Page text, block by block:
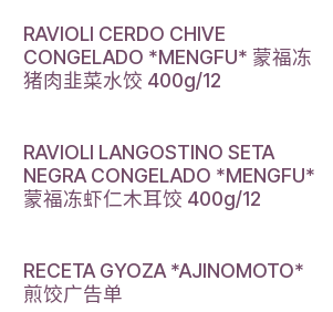
RAVIOLI CERDO CHIVE
CONGELADO *MENGFU* 蒙福冻
猪肉韭菜水饺 400g/12
RAVIOLI LANGOSTINO SETA
NEGRA CONGELADO *MENGFU*
蒙福冻虾仁木耳饺 400g/12
RECETA GYOZA *AJINOMOTO*
煎饺广告单